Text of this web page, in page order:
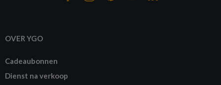
OVER YGO
Cadeaubonnen
Dienst na verkoop